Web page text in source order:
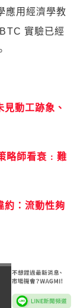
應用經濟學教
實驗已經
動工跡象、
略師看衰﹕難
約：流動性夠